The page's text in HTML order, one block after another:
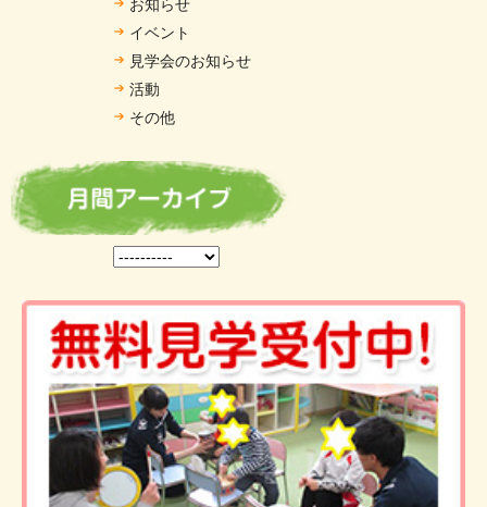
お知らせ
イベント
見学会のお知らせ
活動
その他